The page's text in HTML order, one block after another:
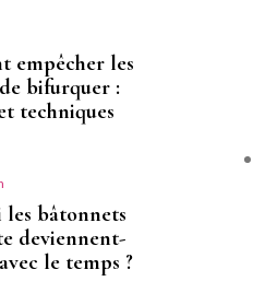
empêcher les
bifurquer :
techniques
les bâtonnets
deviennent-
le temps ?